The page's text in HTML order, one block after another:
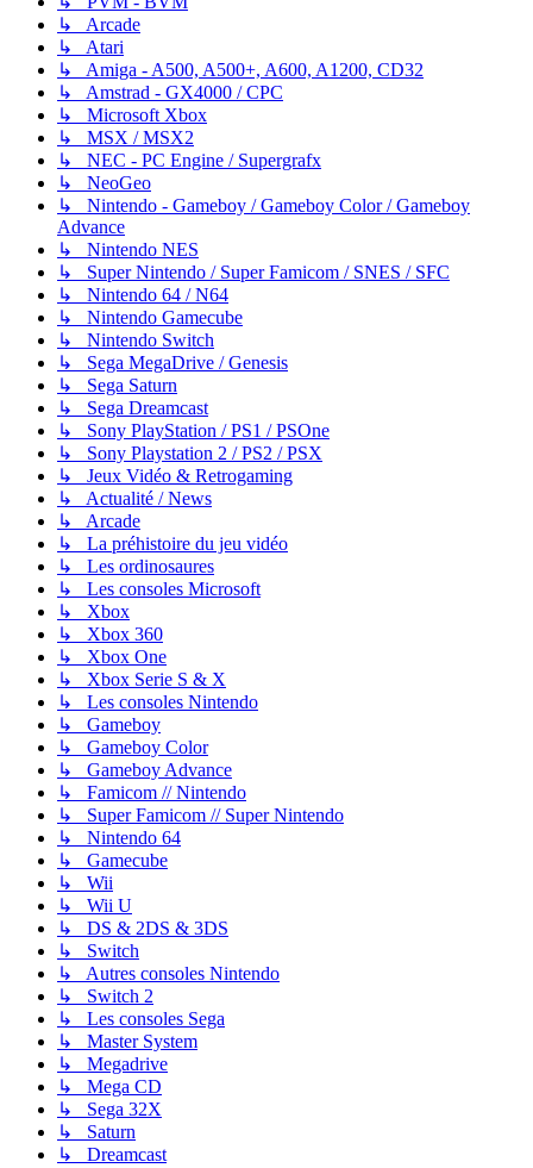
↳ Arcade
↳ Atari
↳ Amiga - A500, A500+, A600, A1200, CD32
↳ Amstrad - GX4000 / CPC
↳ Microsoft Xbox
↳ MSX / MSX2
↳ NEC - PC Engine / Supergrafx
↳ NeoGeo
↳ Nintendo - Gameboy / Gameboy Color / Gameboy
Advance
↳ Nintendo NES
↳ Super Nintendo / Super Famicom / SNES / SFC
↳ Nintendo 64 / N64
↳ Nintendo Gamecube
↳ Nintendo Switch
↳ Sega MegaDrive / Genesis
↳ Sega Saturn
↳ Sega Dreamcast
↳ Sony PlayStation / PS1 / PSOne
↳ Sony Playstation 2 / PS2 / PSX
↳ Jeux Vidéo & Retrogaming
↳ Actualité / News
↳ Arcade
↳ La préhistoire du jeu vidéo
↳ Les ordinosaures
↳ Les consoles Microsoft
↳ Xbox
↳ Xbox 360
↳ Xbox One
↳ Xbox Serie S & X
↳ Les consoles Nintendo
↳ Gameboy
↳ Gameboy Color
↳ Gameboy Advance
↳ Famicom // Nintendo
↳ Super Famicom // Super Nintendo
↳ Nintendo 64
↳ Gamecube
↳ Wii
↳ Wii U
↳ DS & 2DS & 3DS
↳ Switch
↳ Autres consoles Nintendo
↳ Switch 2
↳ Les consoles Sega
↳ Master System
↳ Megadrive
↳ Mega CD
↳ Sega 32X
↳ Saturn
↳ Dreamcast